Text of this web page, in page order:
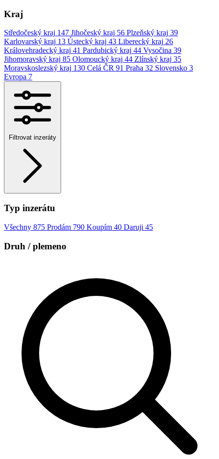
Kraj
Středočeský kraj 147 Jihočeský kraj 56 Plzeňský kraj 39
Karlovarský kraj 13 Ústecký kraj 43 Liberecký kraj 26
Královehradecký kraj 41 Pardubický kraj 44 Vysočina 39
Jihomoravský kraj 85 Olomoucký kraj 44 Zlínský kraj 35
Moravskoslezský kraj 130 Celá ČR 91 Praha 32 Slovensko 3
Evropa 7
Filtrovat inzeráty
Typ inzerátu
Všechny 875 Prodám 790 Koupím 40 Daruji 45
Druh / plemeno